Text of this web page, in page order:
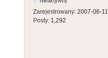
Zarejestrowany: 2007-06-11
Posty: 1,292